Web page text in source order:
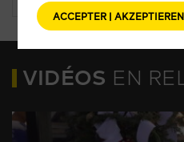
VIDÉOS EN
ACCEPTER | AKZEPTIEREN